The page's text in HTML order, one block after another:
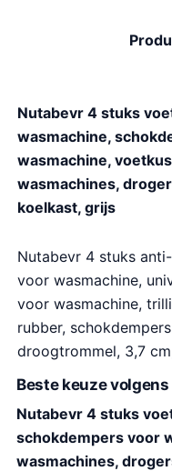
Nutabevr 4 stuks
wasmachine,
wasmachine,
wasmachines,
koelkast, grijs
Nutabevr 4 stuks
voor wasmachine,
voor wasmachine,
rubber,
droogtrommel, 3,7
Beste keuze
Nutabevr 4 stuks
schokdempers voor
wasmachines,